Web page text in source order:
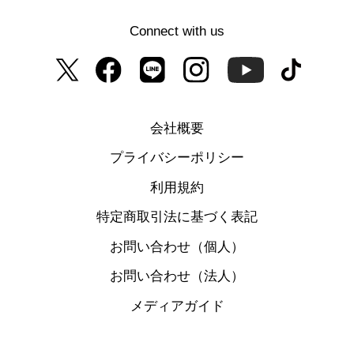
Connect with us
会社概要
プライバシーポリシー
利用規約
特定商取引法に基づく表記
お問い合わせ（個人）
お問い合わせ（法人）
メディアガイド